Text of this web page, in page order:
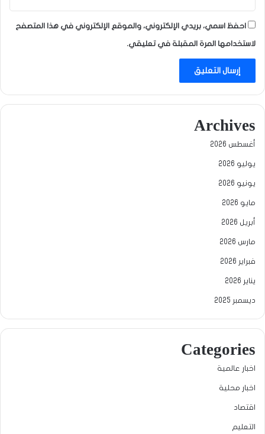
احفظ اسمي، بريدي الإلكتروني، والموقع الإلكتروني في هذا المتصفح
لاستخدامها المرة المقبلة في تعليقي.
Archives
أغسطس 2026
يوليو 2026
يونيو 2026
مايو 2026
أبريل 2026
مارس 2026
فبراير 2026
يناير 2026
ديسمبر 2025
Categories
اخبار عالمية
اخبار محلية
اقتصاد
التعليم